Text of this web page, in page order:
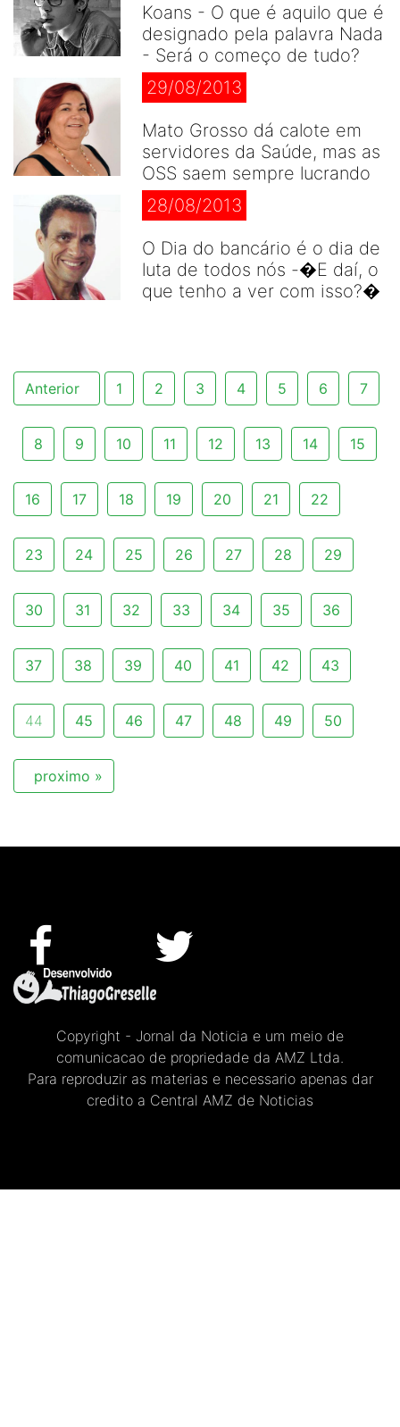
Koans - O que é aquilo que é
designado pela palavra Nada
- Será o começo de tudo?
29/08/2013
Mato Grosso dá calote em
servidores da Saúde, mas as
OSS saem sempre lucrando
28/08/2013
O Dia do bancário é o dia de
luta de todos nós -�E daí, o
que tenho a ver com isso?�
Anterior 1 2 3 4 5 6 7
8 9 10 11 12 13 14 15
16 17 18 19 20 21 22
23 24 25 26 27 28 29
30 31 32 33 34 35 36
37 38 39 40 41 42 43
44 45 46 47 48 49 50
proximo »
Copyright - Jornal da Noticia e um meio de
comunicacao de propriedade da AMZ Ltda.
Para reproduzir as materias e necessario apenas dar
credito a Central AMZ de Noticias